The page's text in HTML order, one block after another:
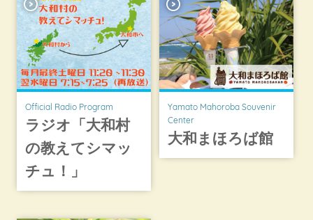
Official Radio Program
ラジオ「大和村
の教えてシマッ
チュ！」
Yamato Mahoroba Souvenir
Center
大和まほろば館